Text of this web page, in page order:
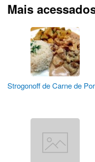
Mais
Strogonoff de Carne de